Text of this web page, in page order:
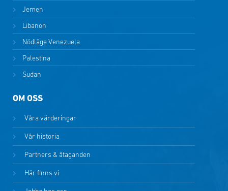
Jemen
Libanon
Nödläge Venezuela
Palestina
Sudan
OM OSS
Våra värderingar
Vår historia
Partners & åtaganden
Här finns vi